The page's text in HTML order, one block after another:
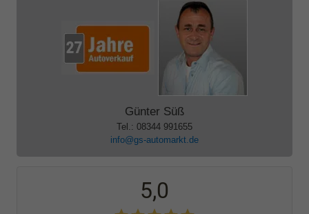
Günter Süß
Tel.: 08344 991655
info@gs-automarkt.de
5,0